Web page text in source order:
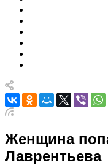
Женщина
Лаврентьева